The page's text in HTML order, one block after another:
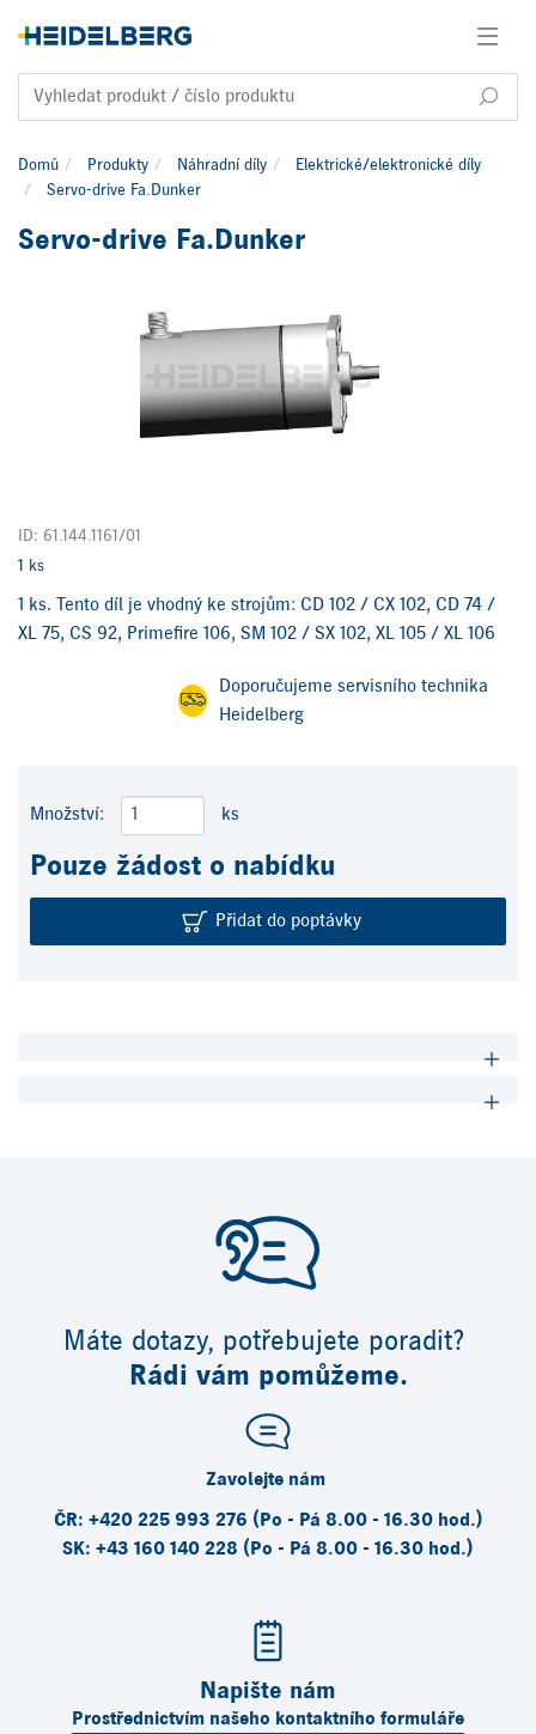
Domů Produkty Náhradní díly
Elektrické/elektronické díly
Servo-drive Fa.Dunker
Servo-drive Fa.Dunker
ID: 61.144.1161/01
1 ks
1 ks. Tento díl je vhodný ke strojům: CD 102 / CX 102, CD 74 /
XL 75, CS 92, Primefire 106, SM 102 / SX 102, XL 105 / XL 106
Doporučujeme servisního technika
Heidelberg
Množství: ks
Pouze žádost o nabídku
Přidat do poptávky
Máte dotazy, potřebujete poradit?
Rádi vám pomůžeme.
Zavolejte nám
ČR: +420 225 993 276 (Po - Pá 8.00 - 16.30 hod.)
SK: +43 160 140 228 (Po - Pá 8.00 - 16.30 hod.)
Napište nám
Prostřednictvím našeho kontaktního formuláře